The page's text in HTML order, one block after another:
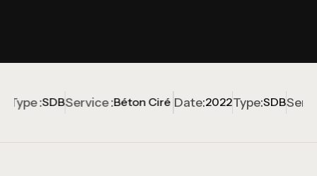
Type :SDBService :Béton Ciré Date:2022Type:SDB